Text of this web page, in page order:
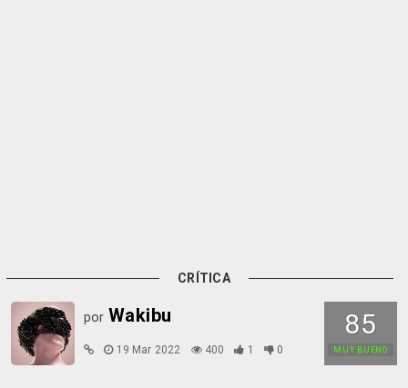
CRÍTICA
85
MUY BUENO
por Wakibu
19 Mar 2022 400 1 0